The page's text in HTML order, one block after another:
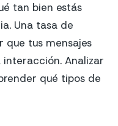
tan bien estás
Una tasa de
que tus mensajes
Analizar
qué tipos de